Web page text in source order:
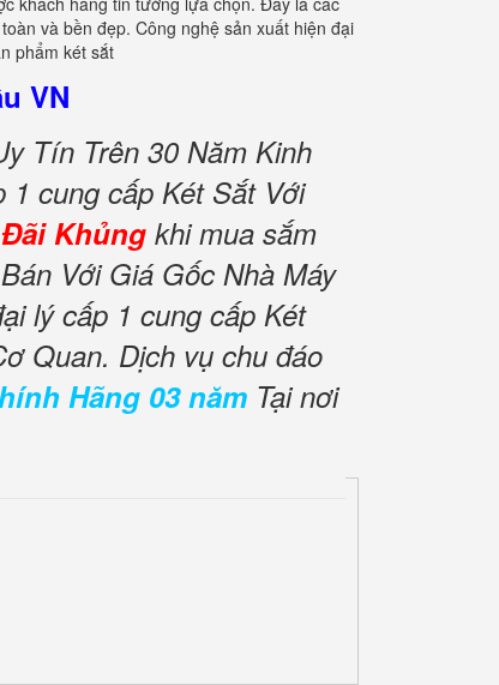
và bền đẹp. Công nghệ sản xuất hiện đại
phẩm két sắt
VN
Tín Trên 30 Năm Kinh
1 cung cấp Két Sắt Với
Khủng khi mua sắm
Với Giá Gốc Nhà Máy
lý cấp 1 cung cấp Két
Quan. Dịch vụ chu đáo
Hãng 03 năm Tại nơi